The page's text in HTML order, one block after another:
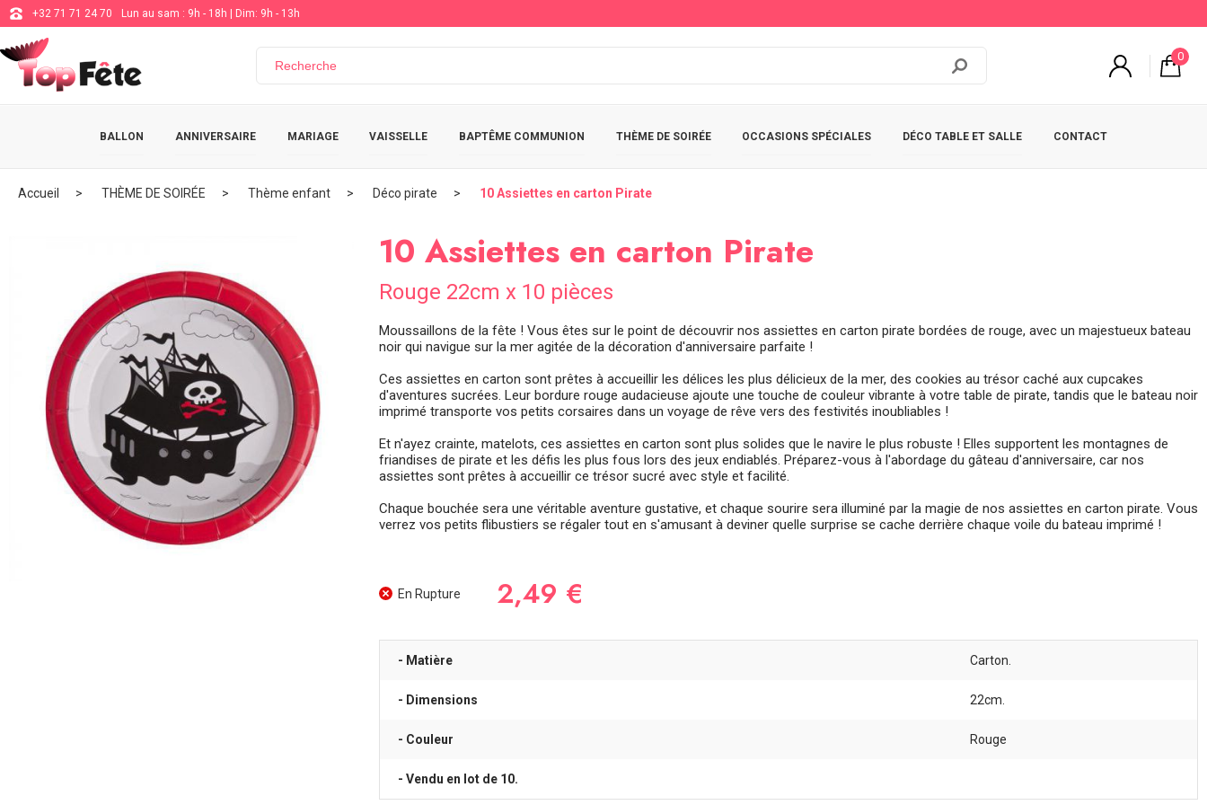
+32 71 71 24 70 Lun au sam : 9h - 18h | Dim: 9h - 13h
0
BALLON ANNIVERSAIRE MARIAGE VAISSELLE BAPTÊME COMMUNION THÈME DE SOIRÉE OCCASIONS SPÉCIALES DÉCO TABLE ET SALLE CONTACT
Accueil THÈME DE SOIRÉE Thème enfant Déco pirate 10 Assiettes en carton Pirate
10 Assiettes en carton Pirate
Rouge 22cm x 10 pièces
Moussaillons de la fête ! Vous êtes sur le point de découvrir nos assiettes en carton pirate bordées de rouge, avec un majestueux bateau
noir qui navigue sur la mer agitée de la décoration d'anniversaire parfaite !
Ces assiettes en carton sont prêtes à accueillir les délices les plus délicieux de la mer, des cookies au trésor caché aux cupcakes
d'aventures sucrées. Leur bordure rouge audacieuse ajoute une touche de couleur vibrante à votre table de pirate, tandis que le bateau noir
imprimé transporte vos petits corsaires dans un voyage de rêve vers des festivités inoubliables !
Et n'ayez crainte, matelots, ces assiettes en carton sont plus solides que le navire le plus robuste ! Elles supportent les montagnes de
friandises de pirate et les défis les plus fous lors des jeux endiablés. Préparez-vous à l'abordage du gâteau d'anniversaire, car nos
assiettes sont prêtes à accueillir ce trésor sucré avec style et facilité.
Chaque bouchée sera une véritable aventure gustative, et chaque sourire sera illuminé par la magie de nos assiettes en carton pirate. Vous
verrez vos petits flibustiers se régaler tout en s'amusant à deviner quelle surprise se cache derrière chaque voile du bateau imprimé !
En Rupture 2,49 €
- Matière Carton.
- Dimensions 22cm.
- Couleur Rouge
- Vendu en lot de 10.